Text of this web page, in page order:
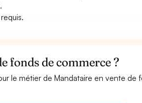
fonds de commerce ?
le métier de Mandataire en vente de